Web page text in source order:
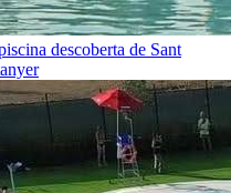
descoberta de Sant